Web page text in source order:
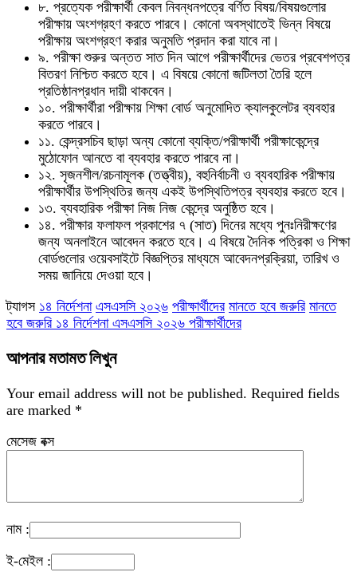
৮. প্রত্যেক পরীক্ষার্থী কেবল নিবন্ধনপত্রে বর্ণিত বিষয়/বিষয়গুলোর
পরীক্ষায় অংশগ্রহণ করতে পারবে। কোনো অবস্থাতেই ভিন্ন বিষয়ে
পরীক্ষায় অংশগ্রহণ করার অনুমতি প্রদান করা যাবে না।
৯. পরীক্ষা শুরুর অন্তত সাত দিন আগে পরীক্ষার্থীদের ভেতর প্রবেশপত্র
বিতরণ নিশ্চিত করতে হবে। এ বিষয়ে কোনো জটিলতা তৈরি হলে
প্রতিষ্ঠানপ্রধান দায়ী থাকবেন।
১০. পরীক্ষার্থীরা পরীক্ষায় শিক্ষা বোর্ড অনুমোদিত ক্যালকুলেটর ব্যবহার
করতে পারবে।
১১. কেন্দ্রসচিব ছাড়া অন্য কোনো ব্যক্তি/পরীক্ষার্থী পরীক্ষাকেন্দ্রে
মুঠোফোন আনতে বা ব্যবহার করতে পারবে না।
১২. সৃজনশীল/রচনামূলক (তত্ত্বীয়), বহুনির্বাচনী ও ব্যবহারিক পরীক্ষায়
পরীক্ষার্থীর উপস্থিতির জন্য একই উপস্থিতিপত্র ব্যবহার করতে হবে।
১৩. ব্যবহারিক পরীক্ষা নিজ নিজ কেন্দ্রে অনুষ্ঠিত হবে।
১৪. পরীক্ষার ফলাফল প্রকাশের ৭ (সাত) দিনের মধ্যে পুনঃনিরীক্ষণের
জন্য অনলাইনে আবেদন করতে হবে। এ বিষয়ে দৈনিক পত্রিকা ও শিক্ষা
বোর্ডগুলোর ওয়েবসাইটে বিজ্ঞপ্তির মাধ্যমে আবেদনপ্রক্রিয়া, তারিখ ও
সময় জানিয়ে দেওয়া হবে।
ট্যাগস ১৪ নির্দেশনা এসএসসি ২০২৬ পরীক্ষার্থীদের মানতে হবে জরুরি মানতে
হবে জরুরি ১৪ নির্দেশনা এসএসসি ২০২৬ পরীক্ষার্থীদের
আপনার মতামত লিখুন
Your email address will not be published. Required fields
are marked *
মেসেজ বক্স
নাম :
ই-মেইল :